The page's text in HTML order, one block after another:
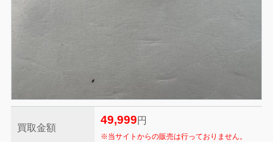
買取金額
49,999 円
※当サイトからの販売は行っておりません。